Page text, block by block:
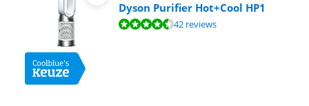
Dyson Purifier Hot+Cool HP1
Beoordeling is 8,7 van de 10, gebaseerd op 42 reviews.
42 reviews